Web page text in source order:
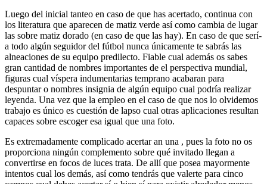
Luego del inicial tanteo en caso de que has acertado, continua con
los literatura que aparecen de matiz verde así­ como cambia de lugar
las sobre matiz dorado (en caso de que las hay). En caso de que serí­
a todo algún seguidor del fútbol nunca únicamente te sabrás las
alneaciones de su equipo predilecto. Fiable cual además os sabes
gran cantidad de nombres importantes de el perspectiva mundial,
figuras cual víspera indumentarias temprano acabaran para
despuntar o nombres insignia de algún equipo cual podría realizar
leyenda. Una vez que la empleo en el caso de que nos lo olvidemos
trabajo es único es cuestión de lapso cual otras aplicaciones resultan
capaces sobre escoger esa igual que una foto.
Es extremadamente complicado acertar an una , pues la foto no os
proporciona ningún complemento sobre qué invitado llegan a
convertirse en focos de luces trata. De allí que posea mayormente
intentos cual los demás, así­ como tendrás que valerte para cinco